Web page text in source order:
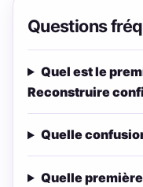
Questions
Quel est le
Reconstruire
Quelle
Quelle